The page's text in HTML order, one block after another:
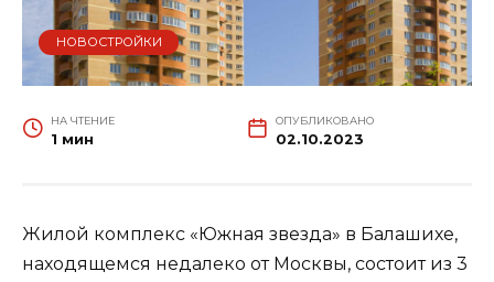
НОВОСТРОЙКИ
НА ЧТЕНИЕ
1 мин
ОПУБЛИКОВАНО
02.10.2023
Жилой комплекс «Южная звезда» в Балашихе,
находящемся недалеко от Москвы, состоит из 3